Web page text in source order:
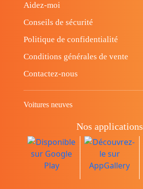
Aidez-moi
Conseils de sécurité
Politique de confidentialité
Conditions générales de vente
Contactez-nous
Voitures neuves
Nos applications